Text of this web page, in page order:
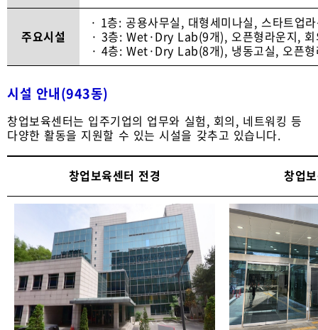
주요시설
· 1층: 공용사무실, 대형세미나실, 스타트업
· 3층: Wet·Dry Lab(9개), 오픈형라운지,
· 4층: Wet·Dry Lab(8개), 냉동고실, 오픈
시설 안내(943동)
창업보육센터는 입주기업의 업무와 실험, 회의, 네트워킹 등
다양한 활동을 지원할 수 있는 시설을 갖추고 있습니다.
창업보육센터 전경 창업